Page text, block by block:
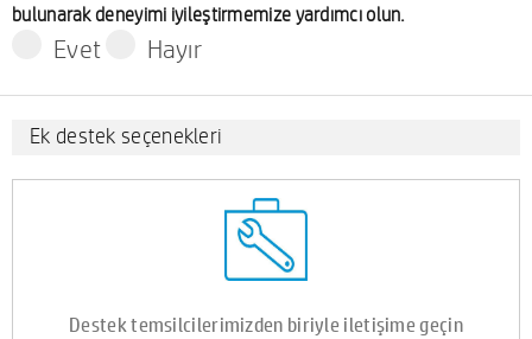
bulunarak deneyimi iyileştirmemize yardımcı olun.
Evet Hayır
Ek destek seçenekleri
Destek temsilcilerimizden biriyle iletişime geçin